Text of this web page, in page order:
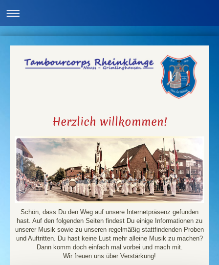
Herzlich willkommen!
Schön, dass Du den Weg auf unsere Internetpräsenz gefunden
hast. Auf den folgenden Seiten findest Du einige Informationen zu
unserer Musik sowie zu unseren regelmäßig stattfindenden Proben
und Auftritten. Du hast keine Lust mehr alleine Musik zu machen?
Dann komm doch einfach mal vorbei und mach mit.
Wir freuen uns über Verstärkung!